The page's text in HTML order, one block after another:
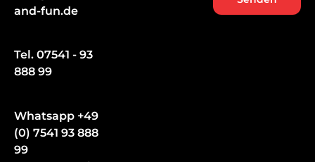
and-fun.de
Tel. 07541 - 93
888 99
Whatsapp +49
(0) 7541 93 888
99